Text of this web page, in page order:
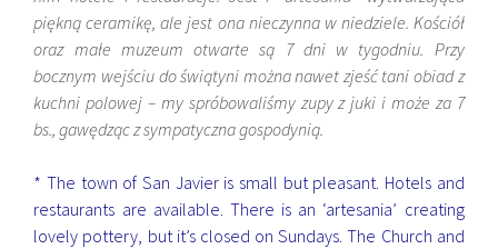
piękną ceramikę, ale jest ona nieczynna w niedziele. Kościół
oraz małe muzeum otwarte są 7 dni w tygodniu. Przy
bocznym wejściu do świątyni można nawet zjeść tani obiad z
kuchni polowej – my spróbowaliśmy zupy z juki i może za 7
bs., gawędząc z sympatyczna gospodynią.
* The town of San Javier is small but pleasant. Hotels and
restaurants are available. There is an ‘artesania’ creating
lovely pottery, but it’s closed on Sundays. The Church and